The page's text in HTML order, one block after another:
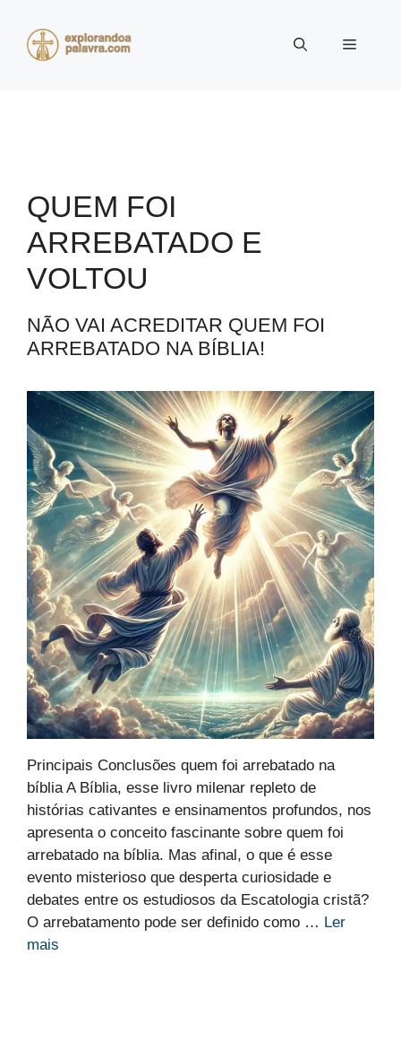
Menu
QUEM FOI
ARREBATADO E
VOLTOU
NÃO VAI ACREDITAR QUEM FOI
ARREBATADO NA BÍBLIA!
Principais Conclusões quem foi arrebatado na
bíblia A Bíblia, esse livro milenar repleto de
histórias cativantes e ensinamentos profundos, nos
apresenta o conceito fascinante sobre quem foi
arrebatado na bíblia. Mas afinal, o que é esse
evento misterioso que desperta curiosidade e
debates entre os estudiosos da Escatologia cristã?
O arrebatamento pode ser definido como … Ler
mais